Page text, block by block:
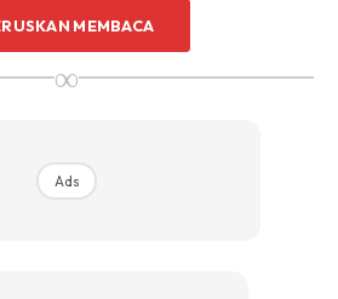
badan utama adalah mudah,
lebih banyak kalori daripada yang
MEMBACA
∞
Ads